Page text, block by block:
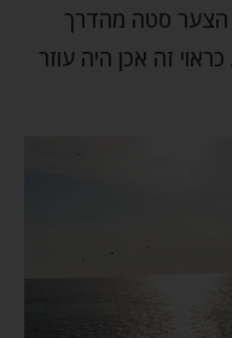
הצער סטה מהדרך
זה אכן היה עוזר